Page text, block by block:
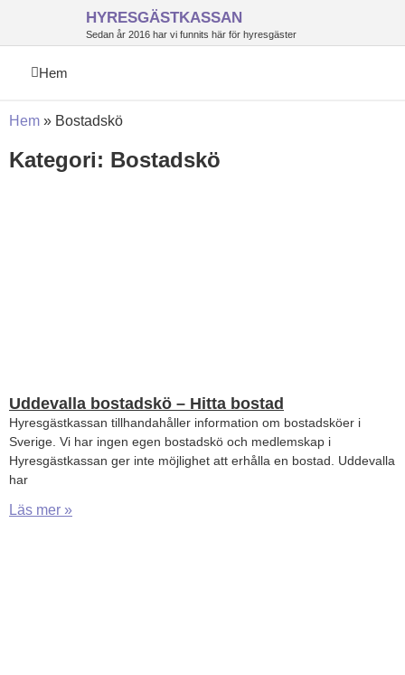
HYRESGÄSTKASSAN
Sedan år 2016 har vi funnits här för hyresgäster
Hem
Hem » Bostadskö
Kategori: Bostadskö
Uddevalla bostadskö – Hitta bostad
Hyresgästkassan tillhandahåller information om bostadsköer i
Sverige. Vi har ingen egen bostadskö och medlemskap i
Hyresgästkassan ger inte möjlighet att erhålla en bostad. Uddevalla
har
Läs mer »